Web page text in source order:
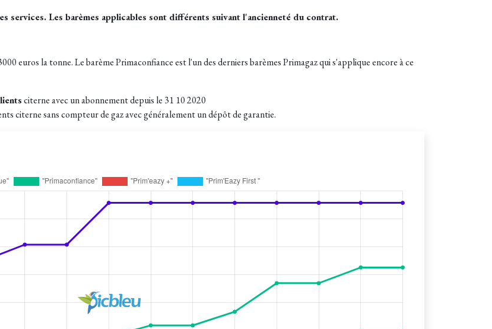
services. Les barèmes applicables sont différents suivant l'ancienneté du contrat.
euros la tonne.Le barème Primaconfiance est l'un des derniers barèmes Primagaz qui s'applique encore à ce
citerne avec un abonnement depuis le 31 10 2020
citerne sans compteur de gaz avec généralement un dépôt de garantie.